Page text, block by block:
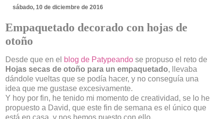
sábado, 10 de diciembre de 2016
Empaquetado decorado con hojas de
otoño
Desde que en el blog de Patypeando se propuso el reto de
Hojas secas de otoño para un empaquetado, llevaba
dándole vueltas que se podía hacer, y no conseguía una
idea que me gustase excesivamente.
Y hoy por fin, he tenido mi momento de creatividad, se lo he
propuesto a David, que este fin de semana es el único que